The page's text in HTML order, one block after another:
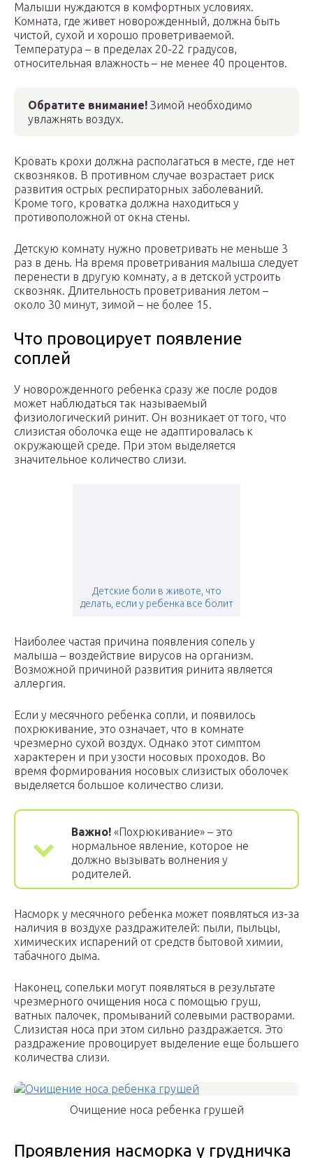
Малыши нуждаются в комфортных условиях.
Комната, где живет новорожденный, должна быть
чистой, сухой и хорошо проветриваемой.
Температура – в пределах 20-22 градусов,
относительная влажность – не менее 40 процентов.
Обратите внимание! Зимой необходимо
увлажнять воздух.
Кровать крохи должна располагаться в месте, где нет
сквозняков. В противном случае возрастает риск
развития острых респираторных заболеваний.
Кроме того, кроватка должна находиться у
противоположной от окна стены.
Детскую комнату нужно проветривать не меньше 3
раз в день. На время проветривания малыша следует
перенести в другую комнату, а в детской устроить
сквозняк. Длительность проветривания летом –
около 30 минут, зимой – не более 15.
Что провоцирует появление
соплей
У новорожденного ребенка сразу же после родов
может наблюдаться так называемый
физиологический ринит. Он возникает от того, что
слизистая оболочка еще не адаптировалась к
окружающей среде. При этом выделяется
значительное количество слизи.
Детские боли в животе, что
делать, если у ребенка все болит
Наиболее частая причина появления сопель у
малыша – воздействие вирусов на организм.
Возможной причиной развития ринита является
аллергия.
Если у месячного ребенка сопли, и появилось
похрюкивание, это означает, что в комнате
чрезмерно сухой воздух. Однако этот симптом
характерен и при узости носовых проходов. Во
время формирования носовых слизистых оболочек
выделяется большое количество слизи.
Важно! «Похрюкивание» – это
нормальное явление, которое не
должно вызывать волнения у
родителей.
Насморк у месячного ребенка может появляться из-за
наличия в воздухе раздражителей: пыли, пыльцы,
химических испарений от средств бытовой химии,
табачного дыма.
Наконец, сопельки могут появляться в результате
чрезмерного очищения носа с помощью груш,
ватных палочек, промываний солевыми растворами.
Слизистая носа при этом сильно раздражается. Это
раздражение провоцирует выделение еще большего
количества слизи.
Очищение носа ребенка грушей
Проявления насморка у грудничка